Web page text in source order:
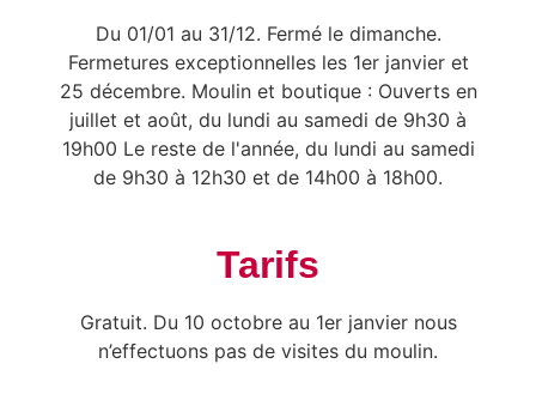
Du 01/01 au 31/12. Fermé le dimanche.
Fermetures exceptionnelles les 1er janvier et
25 décembre. Moulin et boutique : Ouverts en
juillet et août, du lundi au samedi de 9h30 à
19h00 Le reste de l'année, du lundi au samedi
de 9h30 à 12h30 et de 14h00 à 18h00.
Tarifs
Gratuit. Du 10 octobre au 1er janvier nous
n’effectuons pas de visites du moulin.